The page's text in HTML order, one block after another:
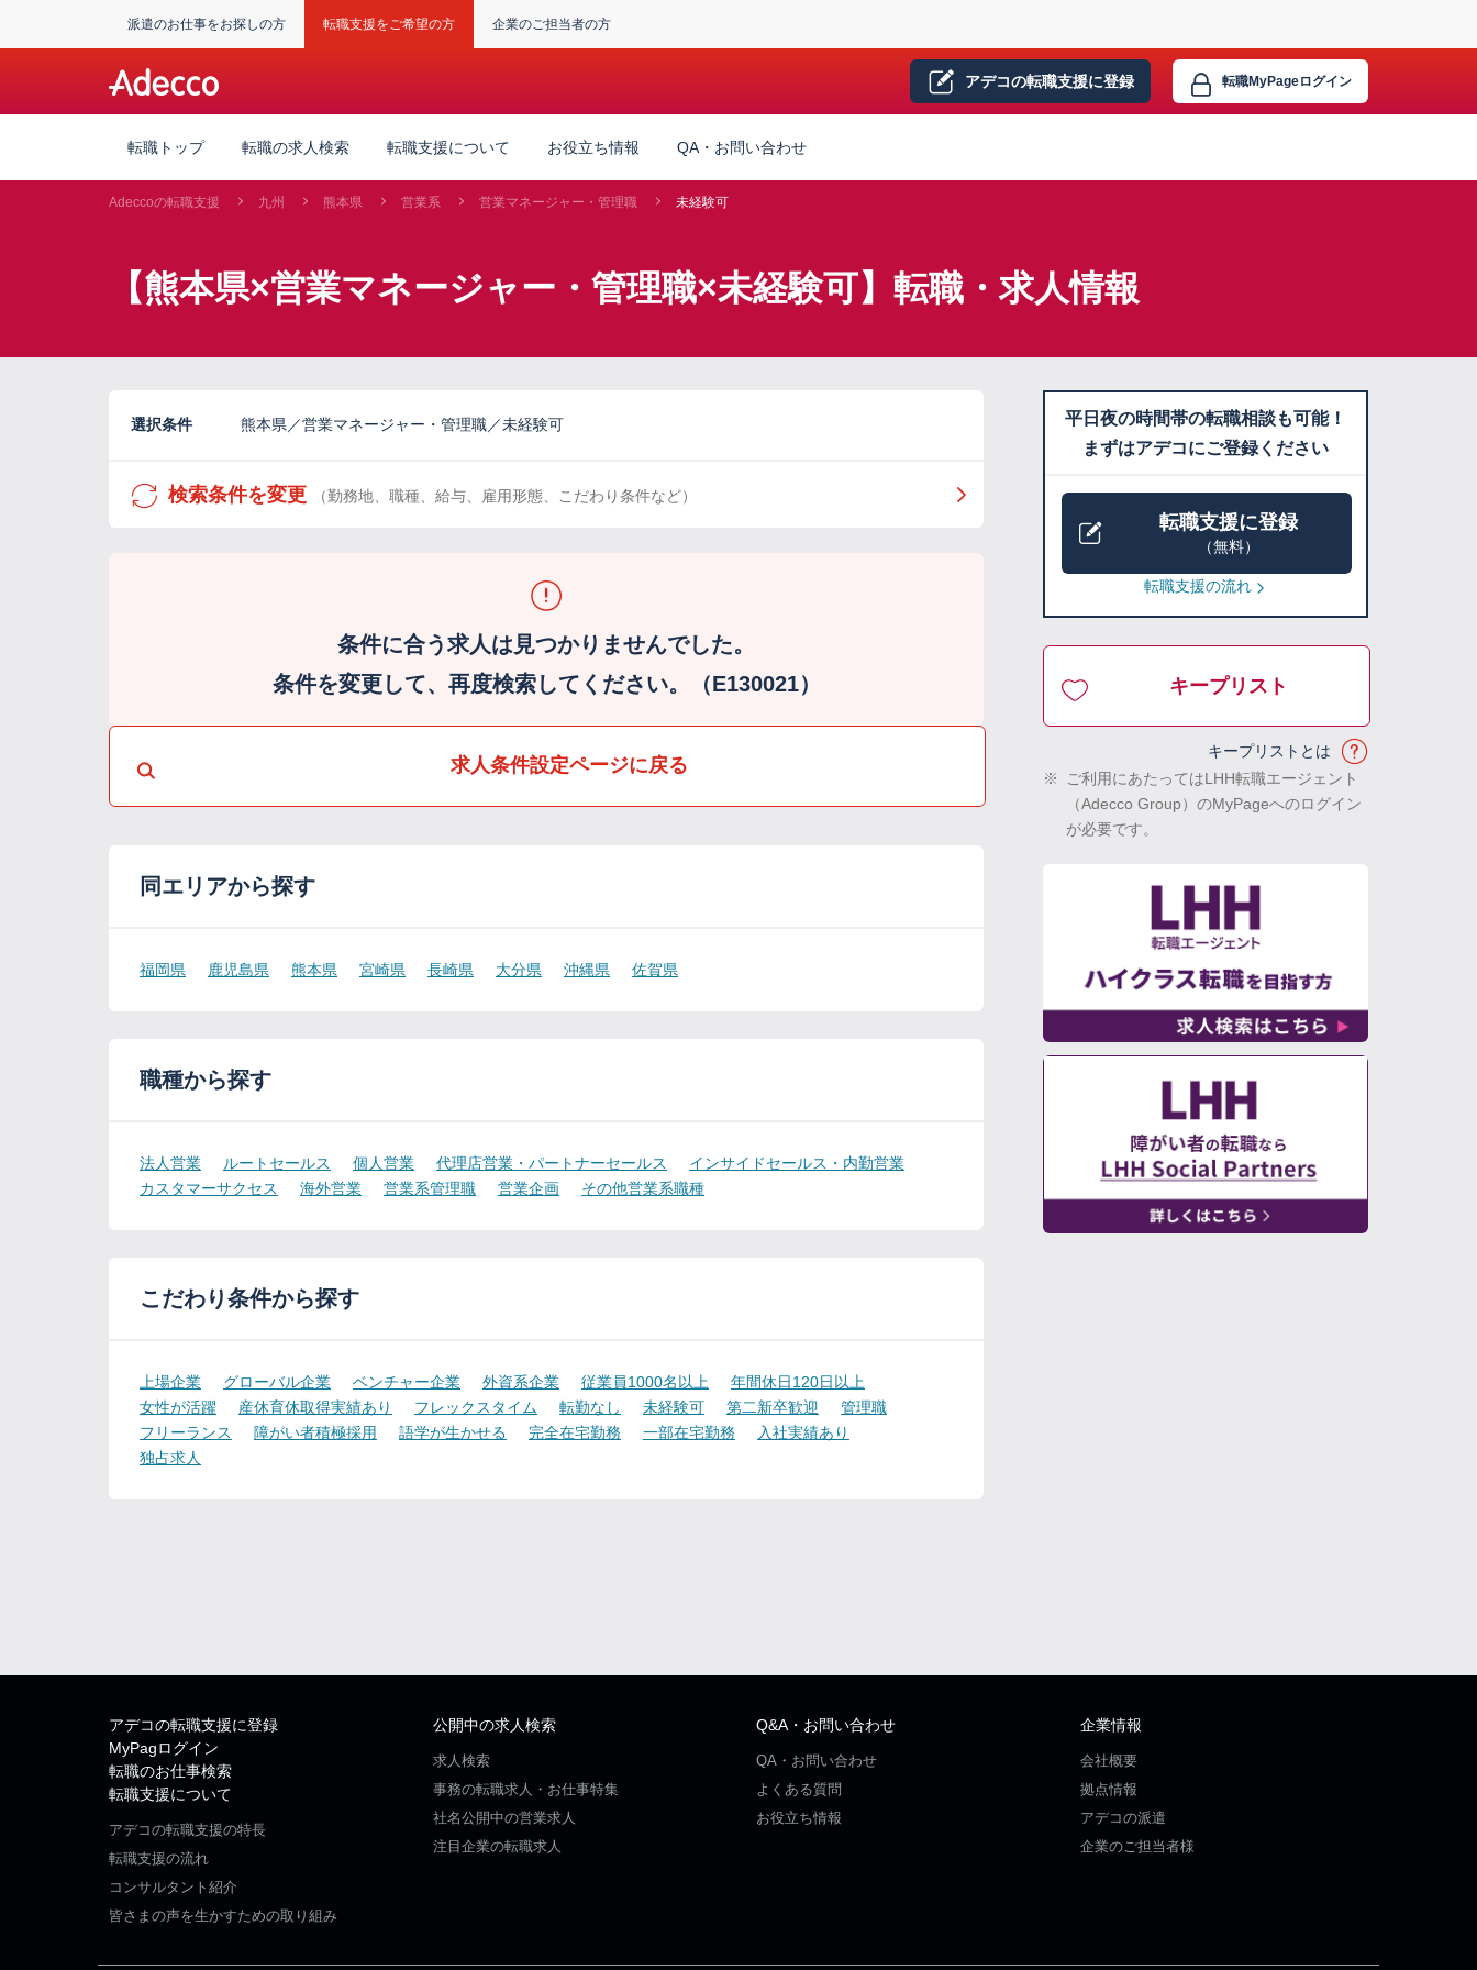
派遣のお仕事をお探しの方 転職支援をご希望の方 企業のご担当者の方
アデコの転職支援に登録 転職MyPageログイン
転職トップ 転職の求人検索 転職支援について お役立ち情報 QA・お問い合わせ
Adeccoの転職支援 九州 熊本県 営業系 営業マネージャー・管理職 未経験可
【熊本県×営業マネージャー・管理職×未経験可】転職・求人情報
選択条件 熊本県／営業マネージャー・管理職／未経験可
検索条件を変更 （勤務地、職種、給与、雇用形態、こだわり条件など）
条件に合う求人は見つかりませんでした。
条件を変更して、再度検索してください。（E130021）
求人条件設定ページに戻る
同エリアから探す
福岡県 鹿児島県 熊本県 宮崎県 長崎県 大分県 沖縄県 佐賀県
職種から探す
法人営業 ルートセールス 個人営業 代理店営業・パートナーセールス
インサイドセールス・内勤営業
カスタマーサクセス
海外営業 営業系管理職 営業企画 その他営業系職種
こだわり条件から探す
上場企業 グローバル企業 ベンチャー企業 外資系企業 従業員1000名以上
年間休日120日以上
女性が活躍
産休育休取得実績あり フレックスタイム 転勤なし 未経験可 第二新卒歓迎
管理職
フリーランス
障がい者積極採用 語学が生かせる 完全在宅勤務 一部在宅勤務
入社実績あり
独占求人
平日夜の時間帯の転職相談も可能！
まずはアデコにご登録ください
転職支援に登録
（無料）
転職支援の流れ
キープリスト
キープリストとは
※
ご利用にあたってはLHH転職エージェント
（Adecco Group）のMyPageへのログイン
が必要です。
アデコの転職支援に登録
MyPagログイン
転職のお仕事検索
転職支援について
アデコの転職支援の特長
転職支援の流れ
コンサルタント紹介
皆さまの声を生かすための取り組み
公開中の求人検索
求人検索
事務の転職求人・お仕事特集
社名公開中の営業求人
注目企業の転職求人
Q&A・お問い合わせ
QA・お問い合わせ
よくある質問
お役立ち情報
企業情報
会社概要
拠点情報
アデコの派遣
企業のご担当者様